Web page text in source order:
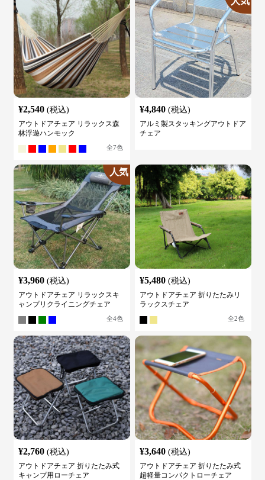
¥2,540 (税込)
アウトドアチェア リラックス森
林浮遊ハンモック
全7色
¥4,840 (税込)
アルミ製スタッキングアウトドア
チェア
人気
¥3,960 (税込)
アウトドアチェア リラックスキ
ャンプリクライニングチェア
全4色
¥5,480 (税込)
アウトドアチェア 折りたたみリ
ラックスチェア
全2色
¥2,760 (税込)
アウトドアチェア 折りたたみ式
キャンプ用ローチェア
¥3,640 (税込)
アウトドアチェア 折りたたみ式
超軽量コンパクトローチェア